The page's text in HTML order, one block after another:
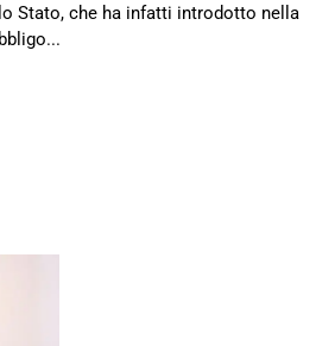
Stato, che ha infatti introdotto nella